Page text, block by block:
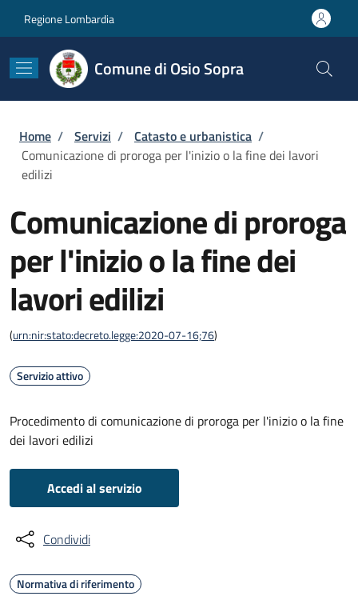
Regione Lombardia
Comune di Osio Sopra
Briciole di pane
Home / Servizi / Catasto e urbanistica /
Comunicazione di proroga per l'inizio o la fine dei lavori
edilizi
Comunicazione di proroga
per l'inizio o la fine dei
lavori edilizi
(urn:nir:stato:decreto.legge:2020-07-16;76)
Servizio attivo
Procedimento di comunicazione di proroga per l'inizio o la fine
dei lavori edilizi
Accedi al servizio
Condividi
Normativa di riferimento